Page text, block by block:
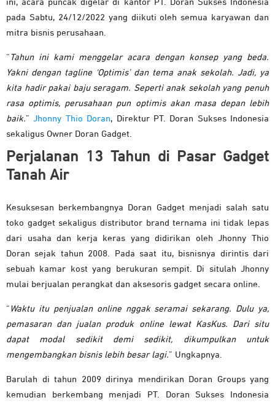
ini, acara puncak digelar di kantor PT. Doran Sukses Indonesia
pada Sabtu, 24/12/2022 yang diikuti oleh semua karyawan dan
mitra bisnis perusahaan.
“ Tahun ini kami menggelar acara dengan konsep yang beda.
Yakni dengan tagline ‘Optimis’ dan tema anak sekolah. Jadi, ya
kita hadir pakai baju seragam. Seperti anak sekolah yang penuh
rasa optimis, perusahaan pun optimis akan masa depan lebih
baik.”Jhonny Thio Doran, Direktur PT. Doran Sukses Indonesia
sekaligus Owner Doran Gadget.
Perjalanan 13 Tahun di Pasar Gadget
Tanah Air
Kesuksesan berkembangnya Doran Gadget menjadi salah satu
toko gadget sekaligus distributor brand ternama ini tidak lepas
dari usaha dan kerja keras yang didirikan oleh Jhonny Thio
Doran sejak tahun 2008. Pada saat itu, bisnisnya dirintis dari
sebuah kamar kost yang berukuran sempit. Di situlah Jhonny
mulai berjualan perangkat dan aksesoris gadget secara online.
“ Waktu itu penjualan online nggak seramai sekarang. Dulu ya,
pemasaran dan jualan produk online lewat KasKus. Dari situ
dapat modal sedikit demi sedikit, dikumpulkan untuk
mengembangkan bisnis lebih besar lagi.” Ungkapnya.
Barulah di tahun 2009 dirinya mendirikan Doran Groups yang
kemudian berkembang menjadi PT. Doran Sukses Indonesia